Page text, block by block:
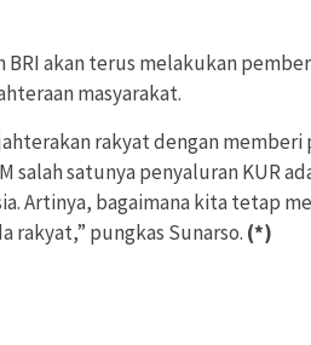
BRI akan terus melakukan
masyarakat.
rakyat dengan
salah satunya penyaluran KUR
Artinya, bagaimana kita tetap
rakyat,” pungkas Sunarso. (*)